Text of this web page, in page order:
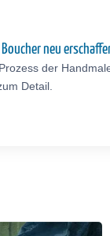
neu
der
Detail.